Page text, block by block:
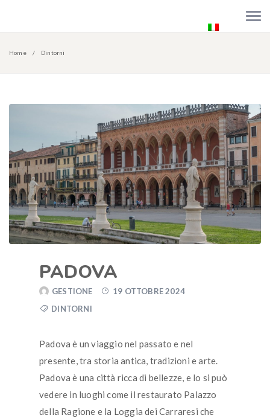
Home Dintorni
PADOVA
GESTIONE
19 OTTOBRE 2024
DINTORNI
Padova è un viaggio nel passato e nel
presente, tra storia antica, tradizioni e arte.
Padova è una città ricca di bellezze, e lo si può
vedere in luoghi come il restaurato Palazzo
della Ragione e la Loggia dei Carraresi che